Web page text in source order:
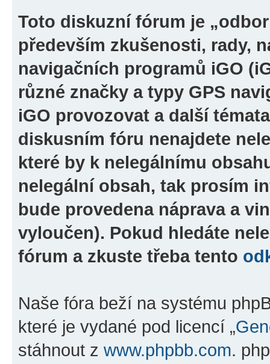
Toto diskuzní fórum je
především zkušenosti, rady,
navigačních programů iGO
různé značky a typy GPS
iGO provozovat a další
diskusním fóru nenajdete
které by k nelegálnímu
nelegální obsah, tak prosím
bude provedena náprava a
vyloučen). Pokud hledáte
fórum a zkuste třeba tento
Naše fóra beží na systému
které je vydané pod licencí „
stáhnout z www.phpbb.com.